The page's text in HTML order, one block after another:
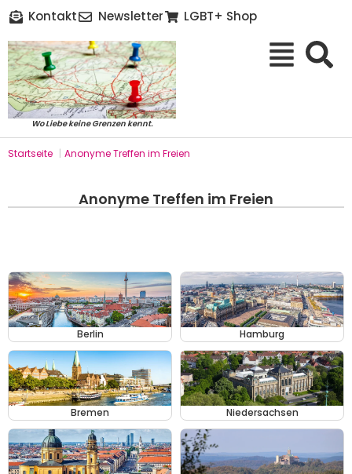
Kontakt Newsletter LGBT+ Shop
Wo Liebe keine Grenzen kennt.
Startseite | Anonyme Treffen im Freien
Anonyme Treffen im Freien
Berlin Hamburg
Bremen Niedersachsen